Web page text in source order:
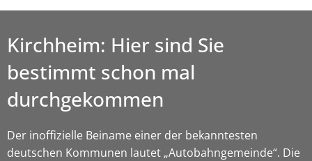
Kirchheim: Hier sind Sie
bestimmt schon mal
durchgekommen
Der inoffizielle Beiname einer der bekanntesten
deutschen Kommunen lautet „Autobahngemeinde“. Die